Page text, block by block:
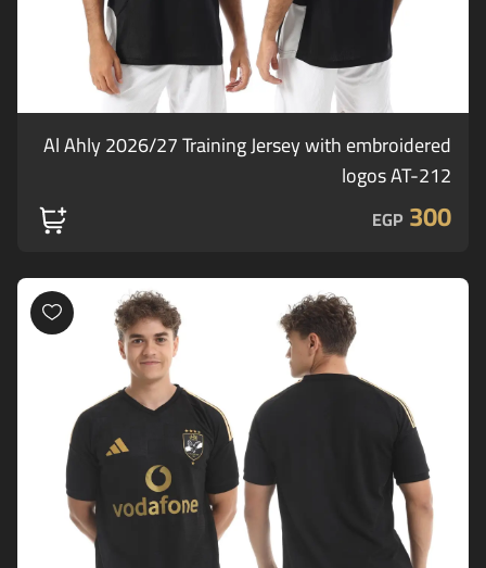
Al Ahly 2026/27 Training Jersey with embroidered
logos AT-212
300
EGP